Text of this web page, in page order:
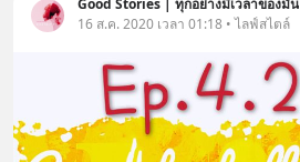
16 ส.ค. 2020 เวลา 01:18 • ไลฟ์สไตล์